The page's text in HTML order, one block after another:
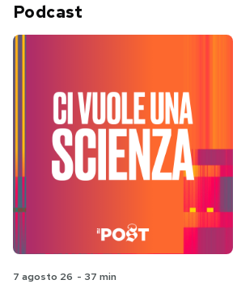
Podcast
7 agosto 26 - 37 min